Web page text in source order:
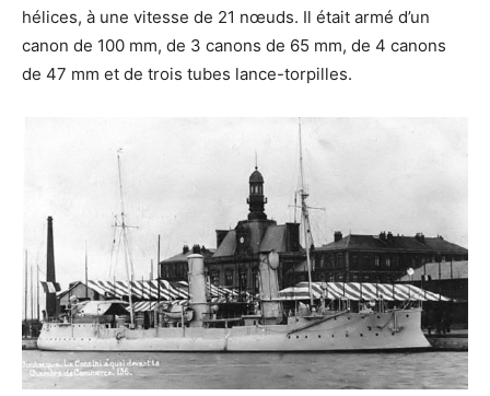
hélices, à une vitesse de 21 nœuds. Il était armé d’un
canon de 100 mm, de 3 canons de 65 mm, de 4 canons
de 47 mm et de trois tubes lance-torpilles.